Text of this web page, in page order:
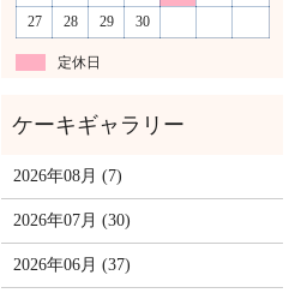
27
28 29 30
定休日
2026年08月 (7)
2026年07月 (30)
2026年06月 (37)